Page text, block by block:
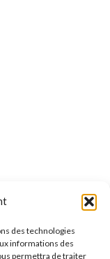
des technologies
informations des
permettra de traiter